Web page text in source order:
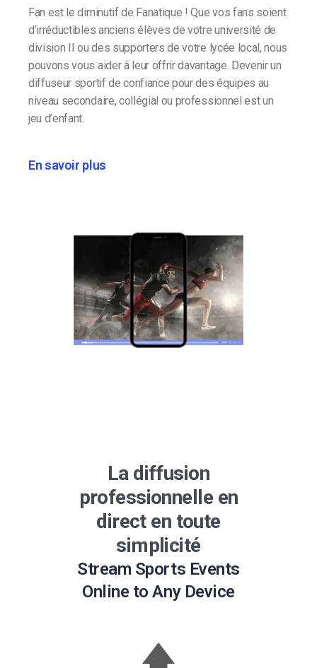
Fan est le diminutif de Fanatique ! Que vos fans soient
d’irréductibles anciens élèves de votre université de
division II ou des supporters de votre lycée local, nous
pouvons vous aider à leur offrir davantage. Devenir un
diffuseur sportif de confiance pour des équipes au
niveau secondaire, collégial ou professionnel est un
jeu d’enfant.
En savoir plus
La diffusion
professionnelle en
direct en toute
simplicité
Stream Sports Events
Online to Any Device